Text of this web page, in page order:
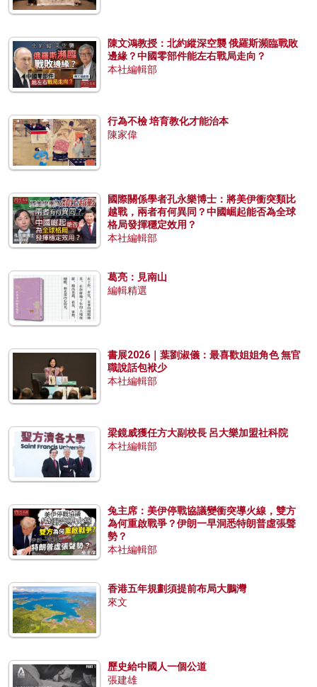
陳文鴻教授：北約縱深空襲 俄羅斯瀕臨戰敗
邊緣？中國零部件能左右戰局走向？
本社編輯部
行為不檢 培育教化才能治本
陳家偉
國際關係學者孔永樂博士：將美伊衝突類比
越戰，兩者有何異同？中國崛起能否為全球
格局發揮穩定效用？
本社編輯部
葛亮：見南山
編輯精選
書展2026｜葉劉淑儀：最喜歡姐姐角色 無官
職說話包袱少
本社編輯部
梁鏡威獲任方大副校長 呂大樂加盟社科院
本社編輯部
兔主席：美伊停戰協議變衝突導火線，雙方
為何重啟戰爭？伊朗一早洞悉特朗普虛張聲
勢？
本社編輯部
香港五年規劃須提前布局大鵬灣
來文
歷史給中國人一個公道
張建雄